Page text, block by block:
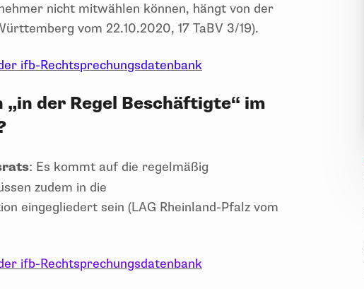
nicht mitwählen können, hängt von der
vom 22.10.2020, 17 TaBV 3/19).
ifb-Rechtsprechungsdatenbank
der Regel Beschäftigte“ im
: Es kommt auf die regelmäßig
zudem in die
eingegliedert sein (LAG Rheinland-Pfalz vom
ifb-Rechtsprechungsdatenbank